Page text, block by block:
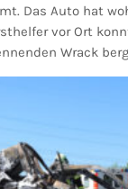
Das Auto hat
vor Ort
Wrack